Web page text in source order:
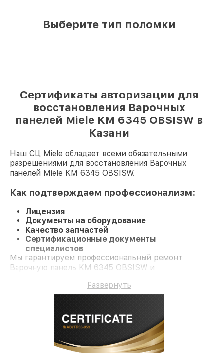
Выберите тип поломки
Сертификаты авторизации для
восстановления Варочных
панелей Miele KM 6345 OBSISW в
Казани
Наш СЦ Miele обладает всеми обязательными
разрешениями для восстановления Варочных
панелей Miele KM 6345 OBSISW.
Как подтверждаем профессионализм:
Лицензия
Документы на оборудование
Качество запчастей
Сертификационные документы
специалистов
Мы гарантируем профессиональный ремонт
Варочную панель KM 6345 OBSISW и
Развернуть